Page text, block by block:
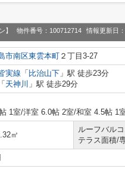
】 物件番号：100712714 情報更新日
市南区東雲本町 ２丁目3-27
実線 「 比治山下 」駅 徒歩23分
「 天神川 」駅 徒歩29分
1室/洋室 6.0帖 2室/和室 4.5帖 1
㎡
ルーフバル
テラス面積/